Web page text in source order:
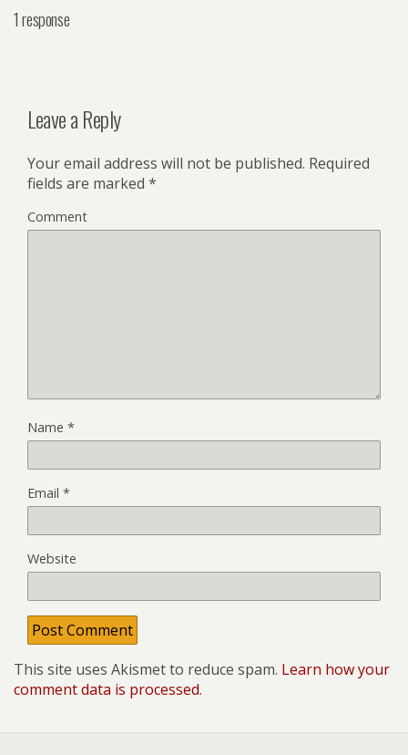
1 response
Leave a Reply
Your email address will not be published. Required
fields are marked *
Comment
Name *
Email *
Website
This site uses Akismet to reduce spam. Learn how your
comment data is processed.